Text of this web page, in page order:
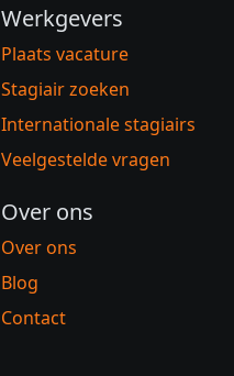
Werkgevers
Plaats vacature
Stagiair zoeken
Internationale stagiairs
Veelgestelde vragen
Over ons
Over ons
Blog
Contact